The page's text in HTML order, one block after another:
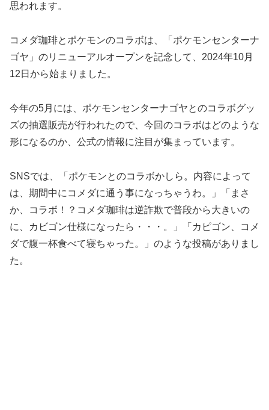
思われます。
コメダ珈琲とポケモンのコラボは、「ポケモンセンターナ
ゴヤ」のリニューアルオープンを記念して、2024年10月
12日から始まりました。
今年の5月には、ポケモンセンターナゴヤとのコラボグッ
ズの抽選販売が行われたので、今回のコラボはどのような
形になるのか、公式の情報に注目が集まっています。
SNSでは、「ポケモンとのコラボかしら。内容によって
は、期間中にコメダに通う事になっちゃうわ。」「まさ
か、コラボ！？コメダ珈琲は逆詐欺で普段から大きいの
に、カビゴン仕様になったら・・・。」「カピゴン、コメ
ダで腹一杯食べて寝ちゃった。」のような投稿がありまし
た。